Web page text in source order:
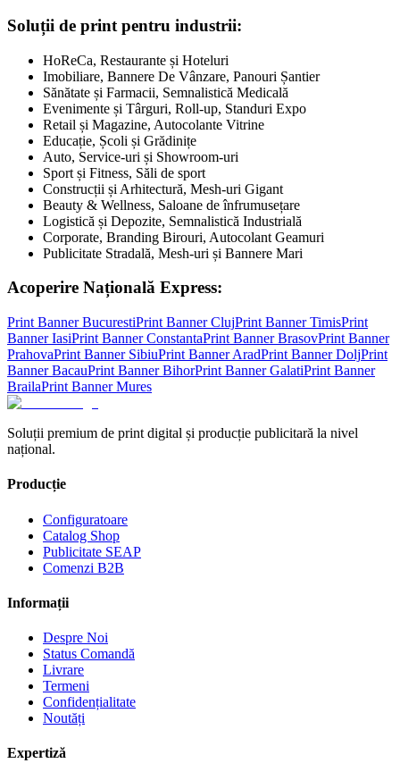
Soluții de print pentru industrii:
HoReCa, Restaurante și Hoteluri
Imobiliare, Bannere De Vânzare, Panouri Șantier
Sănătate și Farmacii, Semnalistică Medicală
Evenimente și Târguri, Roll-up, Standuri Expo
Retail și Magazine, Autocolante Vitrine
Educație, Școli și Grădinițe
Auto, Service-uri și Showroom-uri
Sport și Fitness, Săli de sport
Construcții și Arhitectură, Mesh-uri Gigant
Beauty & Wellness, Saloane de înfrumusețare
Logistică și Depozite, Semnalistică Industrială
Corporate, Branding Birouri, Autocolant Geamuri
Publicitate Stradală, Mesh-uri și Bannere Mari
Acoperire Națională Express:
Print BannerBucurestiPrint BannerClujPrint BannerTimisPrint
BannerIasiPrint BannerConstantaPrint BannerBrasovPrint Banner
PrahovaPrint Banner SibiuPrint BannerAradPrint BannerDoljPrint
BannerBacauPrint BannerBihorPrint BannerGalatiPrint Banner
BrailaPrint BannerMures
Soluții premium de print digital și producție publicitară la nivel
național.
Producție
Configuratoare
Catalog Shop
Publicitate SEAP
Comenzi B2B
Informații
Despre Noi
Status Comandă
Livrare
Termeni
Confidențialitate
Noutăți
Expertiză